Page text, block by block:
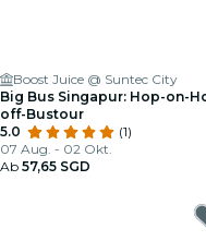
Boost Juice @ Suntec City
Big Bus Singapur: Hop-on-
off-Bustour
5.0
(1)
07 Aug. - 02 Okt.
Ab 57,65 SGD